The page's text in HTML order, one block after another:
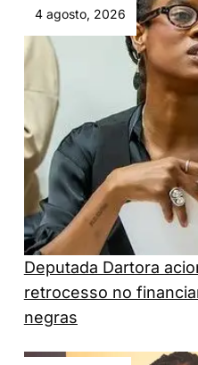
4 agosto, 2026
Deputada Dartora
retrocesso no
negras